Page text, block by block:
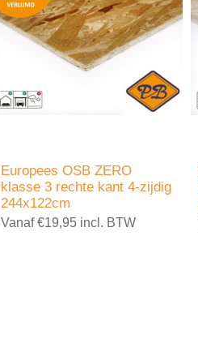
Europees OSB ZERO
klasse 3 rechte kant 4-zijdig
244x122cm
Vanaf €19,95 incl. BTW